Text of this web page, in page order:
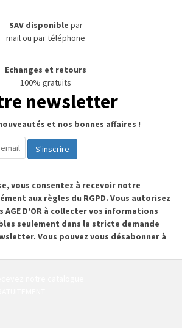
SAV disponible par
mail ou par téléphone
Echanges et retours
100% gratuits
newsletter
et nos bonnes affaires !
S'inscrire
vous consentez à recevoir notre
aux règles du RGPD. Vous autorisez
D'OR à collecter vos informations
seulement dans la stricte demande
Vous pouvez vous désabonner à